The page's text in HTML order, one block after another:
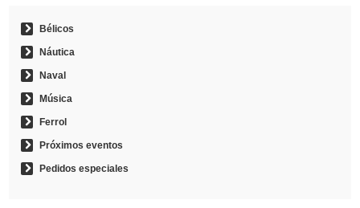
Bélicos
Náutica
Naval
Música
Ferrol
Próximos eventos
Pedidos especiales